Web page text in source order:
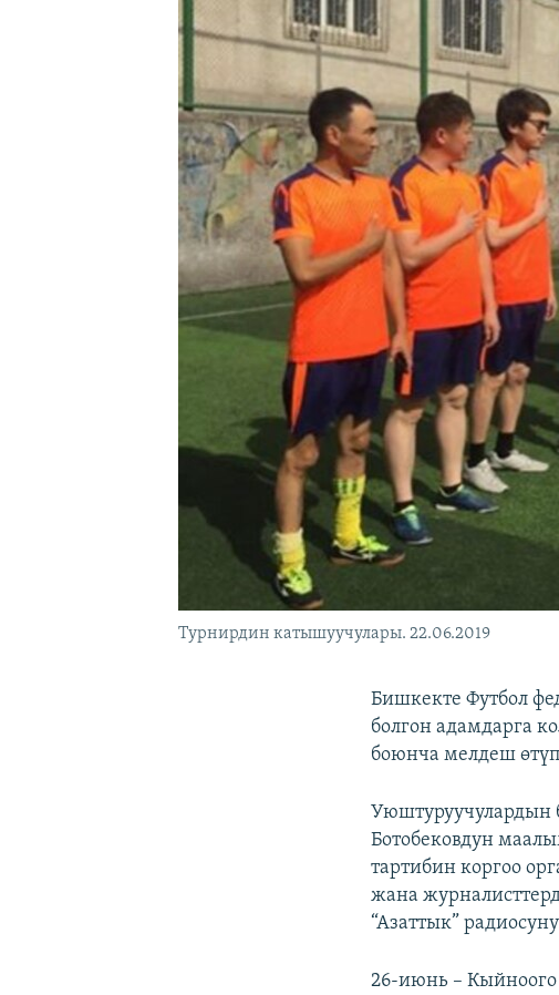
ЫҢГАЙСЫЗ СУРООЛОР
Турнирдин катышуучулары. 22.06.2019
Бишкекте Футбол
болгон адамдарга
боюнча мелдеш
Уюштуруучулардын
Ботобековдун
тартибин коргоо
жана
“Азаттык”
26-июнь – Кыйноого